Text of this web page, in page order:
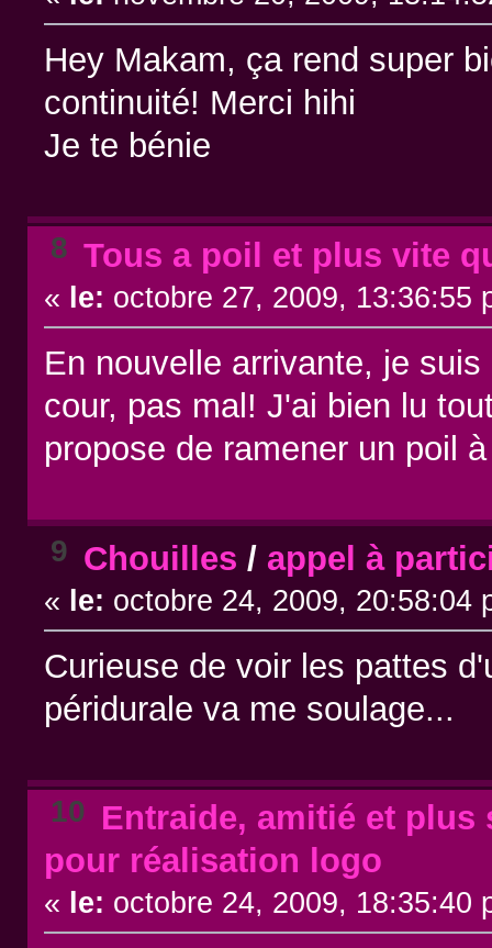
Hey Makam, ça rend super
continuité! Merci hihi
Je te bénie
8 Tous a poil et plus vite
« le: octobre 27, 2009, 13:36:55
En nouvelle arrivante, je
cour, pas mal! J'ai bien lu
propose de ramener un poil
9 Chouilles / appel à
« le: octobre 24, 2009, 20:58:04
Curieuse de voir les pattes
péridurale va me soulage...
10 Entraide, amitié et plus
pour réalisation logo
« le: octobre 24, 2009, 18:35:40